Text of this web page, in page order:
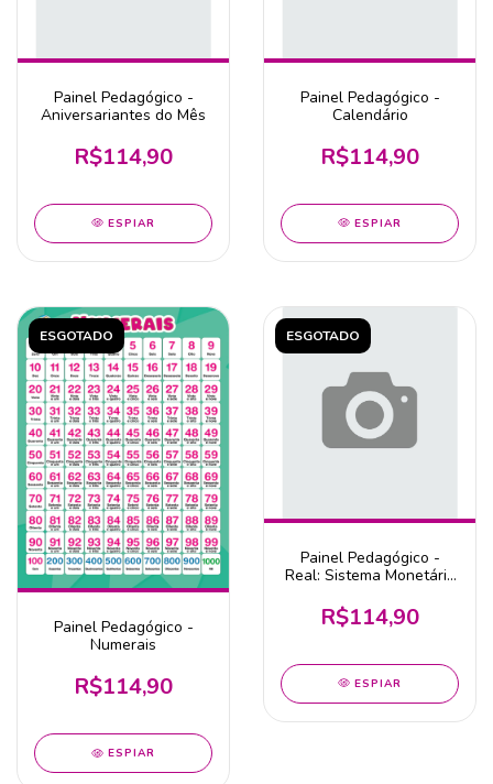
Painel Pedagógico -
Aniversariantes do Mês
R$114,90
ESPIAR
Painel Pedagógico -
Calendário
R$114,90
ESPIAR
ESGOTADO
Painel Pedagógico -
Numerais
R$114,90
ESPIAR
ESGOTADO
Painel Pedagógico -
Real: Sistema Monetário
R$114,90
ESPIAR